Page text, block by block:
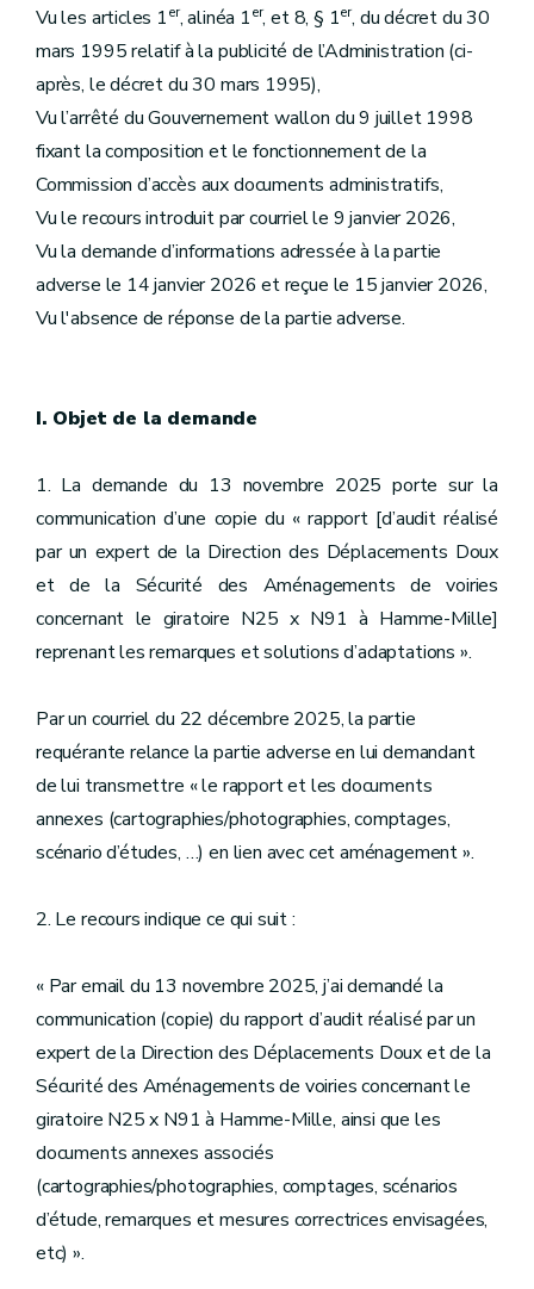
Vu les articles 1er, alinéa 1er, et 8, § 1er, du décret du 30
mars 1995 relatif à la publicité de l’Administration (ci-
après, le décret du 30 mars 1995),
Vu l’arrêté du Gouvernement wallon du 9 juillet 1998
fixant la composition et le fonctionnement de la
Commission d’accès aux documents administratifs,
Vu le recours introduit par courriel le 9 janvier 2026,
Vu la demande d’informations adressée à la partie
adverse le 14 janvier 2026 et reçue le 15 janvier 2026,
Vu l'absence de réponse de la partie adverse.
I. Objet de la demande
1. La demande du 13 novembre 2025 porte sur la
communication d’une copie du « rapport [d’audit réalisé
par un expert de la Direction des Déplacements Doux
et de la Sécurité des Aménagements de voiries
concernant le giratoire N25 x N91 à Hamme-Mille]
reprenant les remarques et solutions d’adaptations ».
Par un courriel du 22 décembre 2025, la partie
requérante relance la partie adverse en lui demandant
de lui transmettre « le rapport et les documents
annexes (cartographies/photographies, comptages,
scénario d’études, …) en lien avec cet aménagement ».
2. Le recours indique ce qui suit :
« Par email du 13 novembre 2025, j’ai demandé la
communication (copie) du rapport d’audit réalisé par un
expert de la Direction des Déplacements Doux et de la
Sécurité des Aménagements de voiries concernant le
giratoire N25 x N91 à Hamme-Mille, ainsi que les
documents annexes associés
(cartographies/photographies, comptages, scénarios
d’étude, remarques et mesures correctrices envisagées,
etc) ».